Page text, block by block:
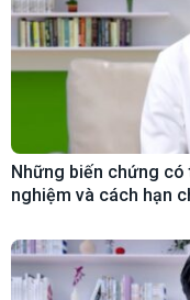
Những biến chứng
nghiệm và cách hạn